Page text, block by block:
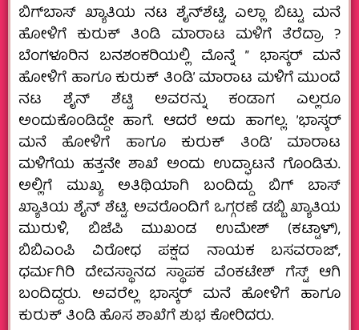
ಬಿಗ್‌ಬಾಸ್‌ ಖ್ಯಾತಿಯ ನಟ ಶೈನ್‌ಶೆಟ್ಟಿ, ಎಲ್ಲಾ ಬಿಟ್ಟು ಮನೆ
ಹೋಳಿಗೆ ಕುರುಕ್‌ ತಿಂಡಿ ಮಾರಾಟ ಮಳಿಗೆ ತೆರೆದ್ರಾ ?
ಬೆಂಗಳೂರಿನ ಬನಶಂಕರಿಯಲ್ಲಿ ಮೊನ್ನೆ ” ಭಾಸ್ಕರ್‌ ಮನೆ
ಹೋಳಿಗೆ ಹಾಗೂ ಕುರುಕ್‌ ತಿಂಡಿʼ ಮಾರಾಟ ಮಳಿಗೆ ಮುಂದೆ
ನಟ ಶೈನ್‌ ಶೆಟ್ಟಿ ಅವರನ್ನು ಕಂಡಾಗ ಎಲ್ಲರೂ
ಅಂದುಕೊಂಡಿದ್ದೇ ಹಾಗೆ. ಆದರೆ ಅದು ಹಾಗಲ್ಲ. ʼಭಾಸ್ಕರ್‌
ಮನೆ ಹೋಳಿಗೆ ಹಾಗೂ ಕುರುಕ್‌ ತಿಂಡಿʼ ಮಾರಾಟ
ಮಳಿಗೆಯ ಹತ್ತನೇ ಶಾಖೆ ಅಂದು ಉದ್ಘಾಟನೆ ಗೊಂಡಿತು.
ಅಲ್ಲಿಗೆ ಮುಖ್ಯ ಅತಿಥಿಯಾಗಿ ಬಂದಿದ್ದು ಬಿಗ್‌ ಬಾಸ್‌
ಖ್ಯಾತಿಯ ಶೈನ್‌ ಶೆಟ್ಟಿ. ಅವರೊಂದಿಗೆ ಒಗ್ಗರಣೆ ಡಬ್ಬಿ ಖ್ಯಾತಿಯ
ಮುರುಳಿ, ಬಿಜೆಪಿ ಮುಖಂಡ ಉಮೇಶ್‌ (ಕಟ್ಟಾಳ್),
ಬಿಬಿಎಂಪಿ ವಿರೋಧ ಪಕ್ಷದ ನಾಯಕ ಬಸವರಾಜ್‌,
ಧರ್ಮಗಿರಿ ದೇವಸ್ಥಾನದ ಸ್ಥಾಪಕ ವೆಂಕಟೇಶ್‌ ಗೆಸ್ಟ್‌ ಆಗಿ
ಬಂದಿದ್ದರು. ಅವರೆಲ್ಲ ಭಾಸ್ಕರ್‌ ಮನೆ ಹೋಳಿಗೆ ಹಾಗೂ
ಕುರುಕ್‌ ತಿಂಡಿ ಹೊಸ ಶಾಖೆಗೆ ಶುಭ ಕೋರಿದರು.